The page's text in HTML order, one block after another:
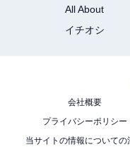
All About
イチオシ
会社概要
プライバシーポリシー
当サイトの情報についての